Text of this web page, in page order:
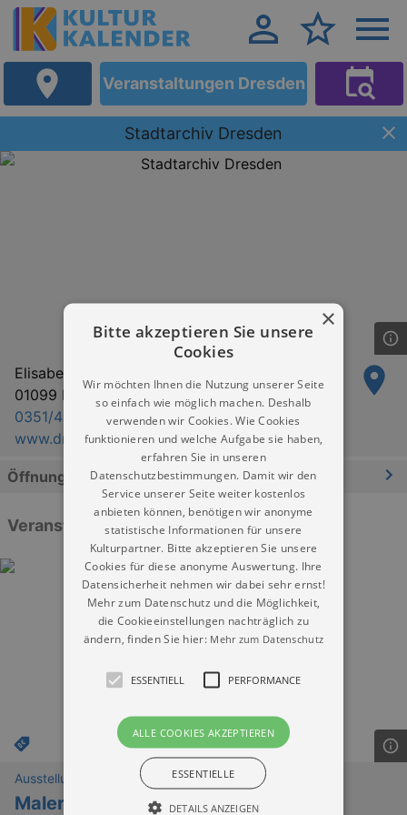
Veranstaltungen Dresden
Stadtarchiv Dresden
Elisabeth-Boer-Straße 1
01099 Dresden
0351/4881515
www.dresden.de
Öffnungszeiten
Veranstaltungen: „Stadtarchiv Dresden“
Ausstellungen
Malerei Viola Große: Sieben Berge
×
Bitte akzeptieren Sie unsere
Cookies
Wir möchten Ihnen die Nutzung unserer Seite
so einfach wie möglich machen. Deshalb
verwenden wir Cookies. Wie Cookies
funktionieren und welche Aufgabe sie haben,
erfahren Sie in unseren
Datenschutzbestimmungen. Damit wir den
Service unserer Seite weiter kostenlos
anbieten können, benötigen wir anonyme
statistische Informationen für unsere
Kulturpartner. Bitte akzeptieren Sie unsere
Cookies für diese anonyme Auswertung. Ihre
Datensicherheit nehmen wir dabei sehr ernst!
Mehr zum Datenschutz und die Möglichkeit,
die Cookieeinstellungen nachträglich zu
ändern, finden Sie hier: Mehr zum Datenschutz
ESSENTIELL PERFORMANCE
ALLE COOKIES AKZEPTIEREN
ESSENTIELLE
DETAILS ANZEIGEN